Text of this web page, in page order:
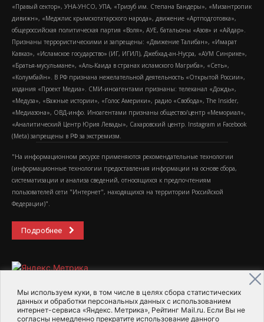
Мы используем куки, в том числе в целях сбора статистических
данных и обработки персональных данных с использованием
интернет-сервиса «Яндекс. Метрика», Рейтинг Mail.ru. Если Вы не
согласны немедленно прекратите использование данного
«Правый сектор», УНА-УНСО, УПА, «Тризуб им. Степана Бандеры», «Мизантропик
дивижн», «Меджлис крымскотатарского народа», движение «Артподготовка»,
общероссийская политическая партия «Воля», АУЕ, батальоны «Азов» и «Айдар».
Признаны террористическими и запрещены: «Движение Талибан», «Имарат
Кавказ», «Исламское государство» (ИГ, ИГИЛ), Джебхад-ан-Нусра, «АУМ Синрике»,
«Братья-мусульмане», «Аль-Каида в странах исламского Магриба», «Сеть»,
«Колумбайн». В РФ признана нежелательной деятельность «Открытой России»,
издания «Проект Медиа». СМИ-иноагентами признаны: телеканал «Дождь»,
«Медуза», «Важные истории», «Голос Америки», радио «Свобода», The Insider,
«Медиазона», ОВД-инфо. Иноагентами признаны общество/центр «Мемориал»,
«Аналитический Центр Юрия Левады», Сахаровский центр. Instagram и Facebook
(Metа) запрещены в РФ за экстремизм.
"На информационном ресурсе применяются рекомендательные технологии
(информационные технологии предоставления информации на основе сбора,
систематизации и анализа сведений, относящихся к предпочтениям
пользователей сети "Интернет", находящихся на территории Российской
Федерации)".
Подробнее
2015-2026- Информационное агентство МедиаПоток